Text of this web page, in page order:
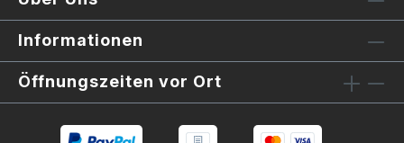
Informationen
Öffnungszeiten vor Ort